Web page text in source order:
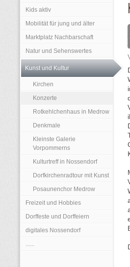
Kids aktiv
Mobilität für jung und älter
Marktplatz Nachbarschaft
Natur und Sehenswertes
Kunst und Kultur
Kirchen
Konzerte
Rotkehlchenhaus in Medrow
Denkmale
Kleinste Galerie
Vorpommerns
Kulturtreff in Nossendorf
Dorfkirchenradtour mit Kunst
Posaunenchor Medrow
Freizeit und Hobbies
Dorffeste und Dorffeiern
digitales Nossendorf
......